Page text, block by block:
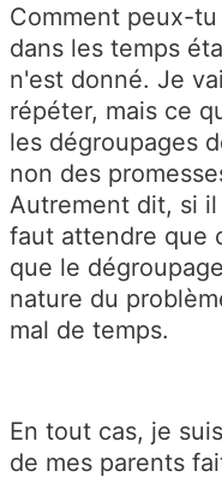
Comment peux-
dans les temps
n'est donné. Je
répéter, mais ce
les dégroupages
non des
Autrement dit, si
faut attendre que
que le
nature du
mal de temps.
En tout cas, je
de mes parents